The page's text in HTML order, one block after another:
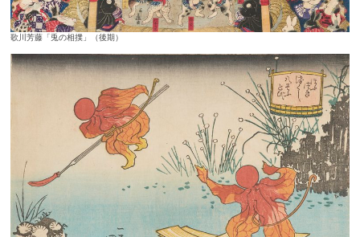
歌川芳藤「兎の相撲」（後期）